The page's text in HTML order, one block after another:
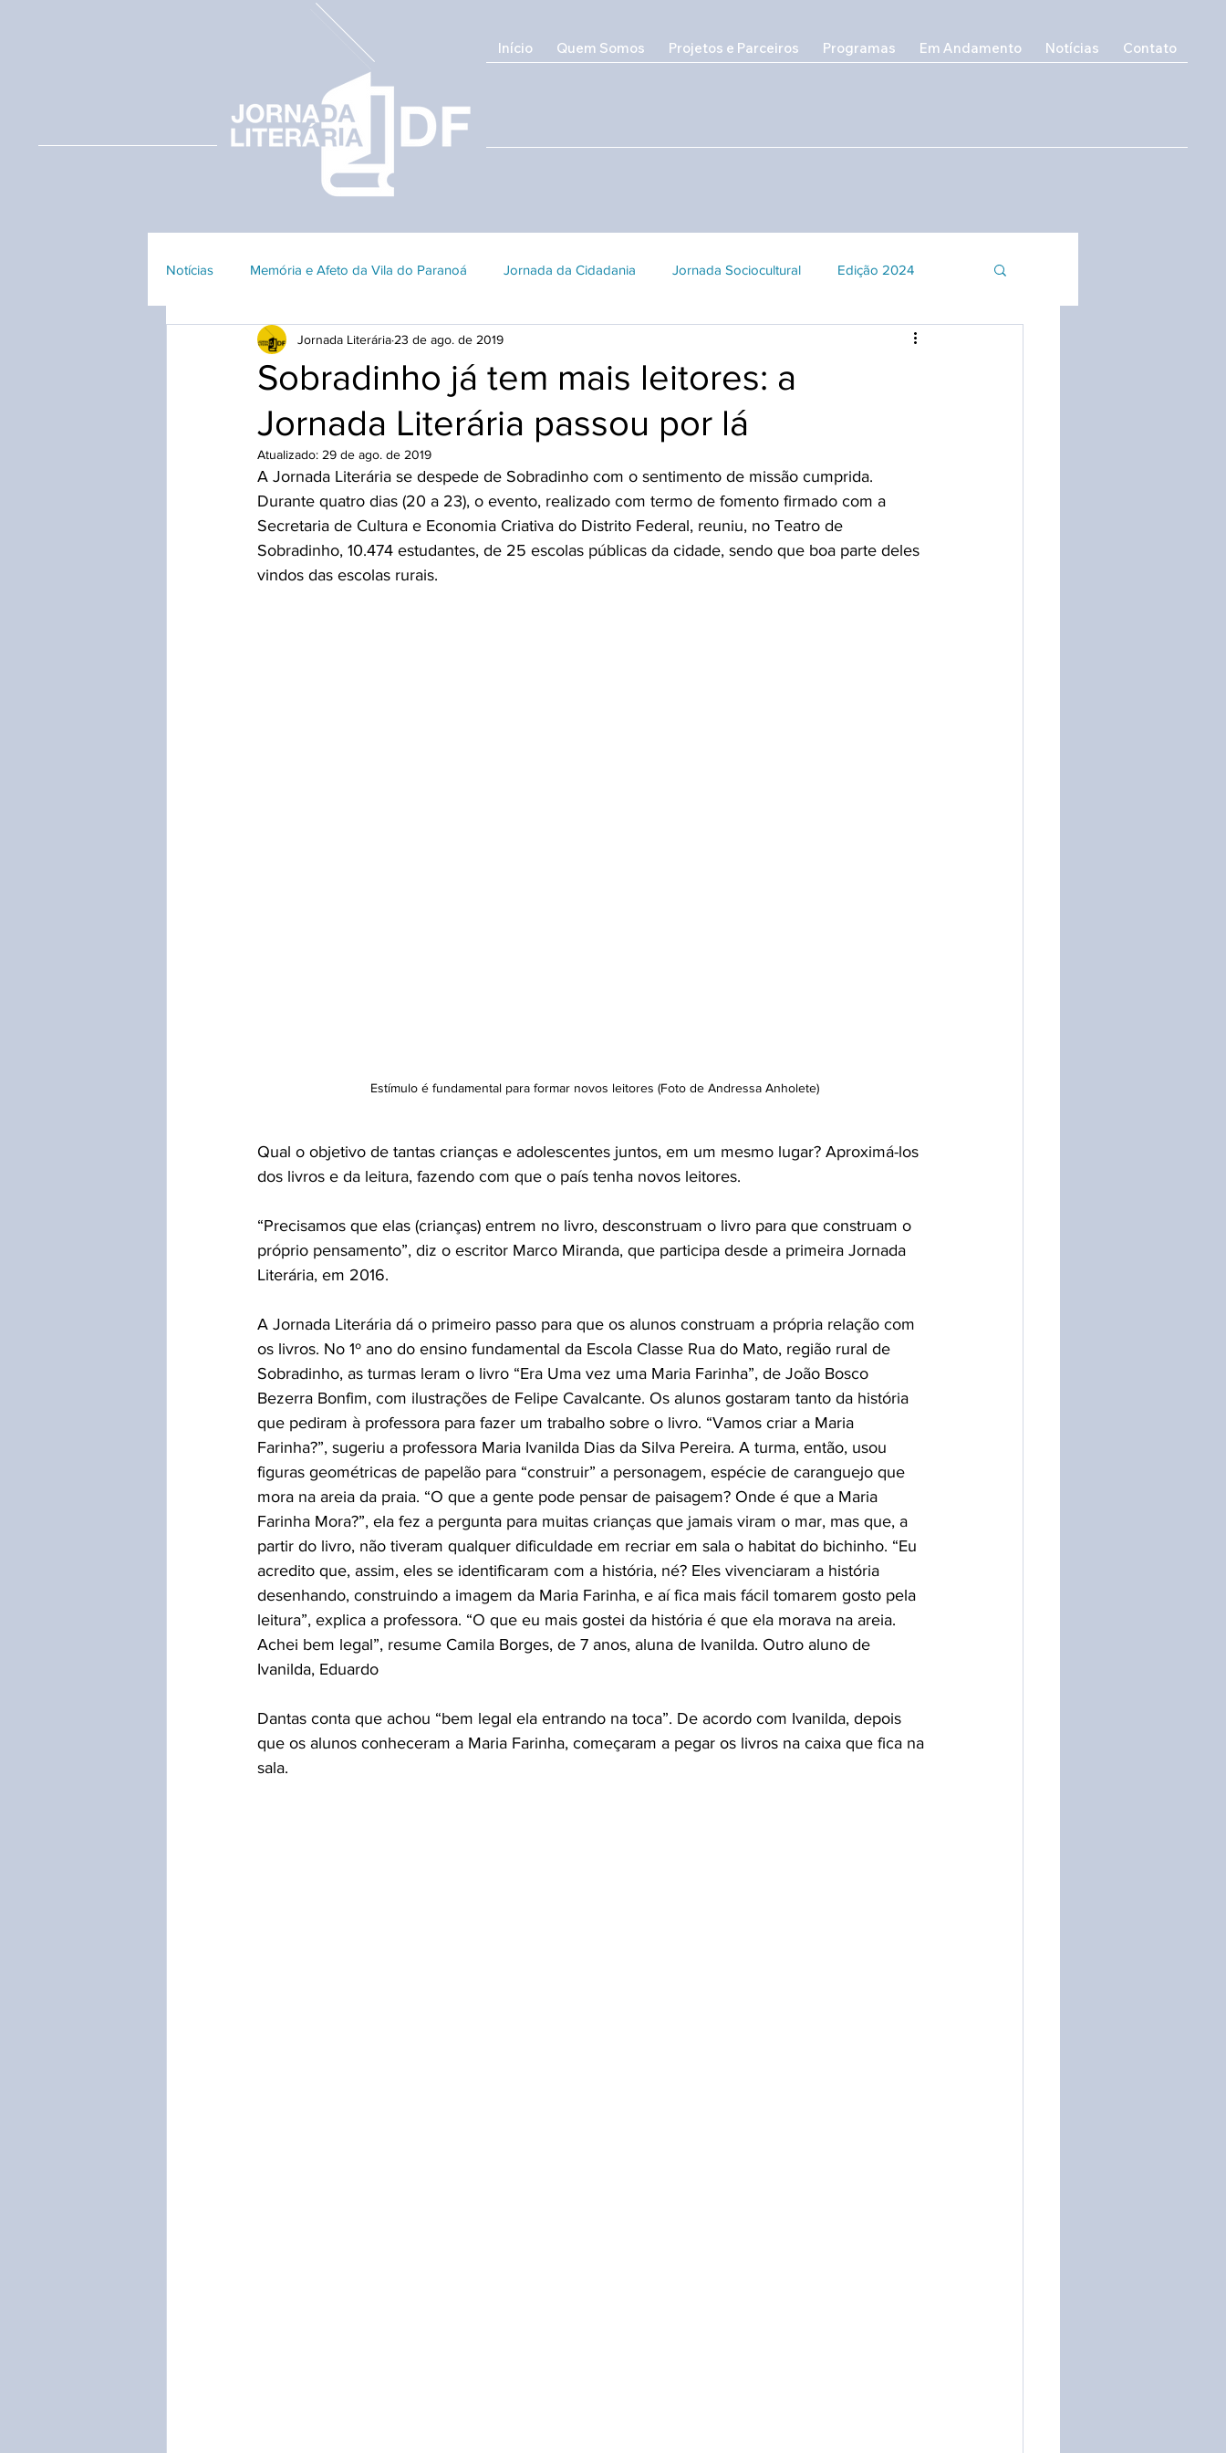
Início Quem Somos Projetos e Parceiros Programas Em Andamento Notícias Contato
Notícias Memória e Afeto da Vila do Paranoá Jornada da Cidadania Jornada Sociocultural Edição 2024
Edição 2023 Edição 2018 Galeria 2018
Inventário Festa do Morango Cozinha Viva Jornada do Cordel
Sobradinho já tem mais leitores: a
Jornada Literária passou por lá
Jornada Literária 23 de ago. de 2019
Atualizado: 29 de ago. de 2019
A Jornada Literária se despede de Sobradinho com o sentimento de missão cumprida.
Durante quatro dias (20 a 23), o evento, realizado com termo de fomento firmado com a
Secretaria de Cultura e Economia Criativa do Distrito Federal, reuniu, no Teatro de
Sobradinho, 10.474 estudantes, de 25 escolas públicas da cidade, sendo que boa parte deles
vindos das escolas rurais.
Estímulo é fundamental para formar novos leitores (Foto de Andressa Anholete)
Qual o objetivo de tantas crianças e adolescentes juntos, em um mesmo lugar? Aproximá-los
dos livros e da leitura, fazendo com que o país tenha novos leitores.
“Precisamos que elas (crianças) entrem no livro, desconstruam o livro para que construam o
próprio pensamento”, diz o escritor Marco Miranda, que participa desde a primeira Jornada
Literária, em 2016.
A Jornada Literária dá o primeiro passo para que os alunos construam a própria relação com
os livros. No 1º ano do ensino fundamental da Escola Classe Rua do Mato, região rural de
Sobradinho, as turmas leram o livro “Era Uma vez uma Maria Farinha”, de João Bosco
Bezerra Bonfim, com ilustrações de Felipe Cavalcante. Os alunos gostaram tanto da história
que pediram à professora para fazer um trabalho sobre o livro. “Vamos criar a Maria
Farinha?”, sugeriu a professora Maria Ivanilda Dias da Silva Pereira. A turma, então, usou
figuras geométricas de papelão para “construir” a personagem, espécie de caranguejo que
mora na areia da praia. “O que a gente pode pensar de paisagem? Onde é que a Maria
Farinha Mora?”, ela fez a pergunta para muitas crianças que jamais viram o mar, mas que, a
partir do livro, não tiveram qualquer dificuldade em recriar em sala o habitat do bichinho. “Eu
acredito que, assim, eles se identificaram com a história, né? Eles vivenciaram a história
desenhando, construindo a imagem da Maria Farinha, e aí fica mais fácil tomarem gosto pela
leitura”, explica a professora. “O que eu mais gostei da história é que ela morava na areia.
Achei bem legal”, resume Camila Borges, de 7 anos, aluna de Ivanilda. Outro aluno de
Ivanilda, Eduardo
Dantas conta que achou “bem legal ela entrando na toca”. De acordo com Ivanilda, depois
que os alunos conheceram a Maria Farinha, começaram a pegar os livros na caixa que fica na
sala.